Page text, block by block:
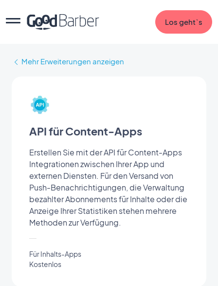
Los geht`s
Mehr Erweiterungen anzeigen
API für Content-Apps
Erstellen Sie mit der API für Content-Apps
Integrationen zwischen Ihrer App und
externen Diensten. Für den Versand von
Push-Benachrichtigungen, die Verwaltung
bezahlter Abonnements für Inhalte oder die
Anzeige Ihrer Statistiken stehen mehrere
Methoden zur Verfügung.
Für Inhalts-Apps
Kostenlos